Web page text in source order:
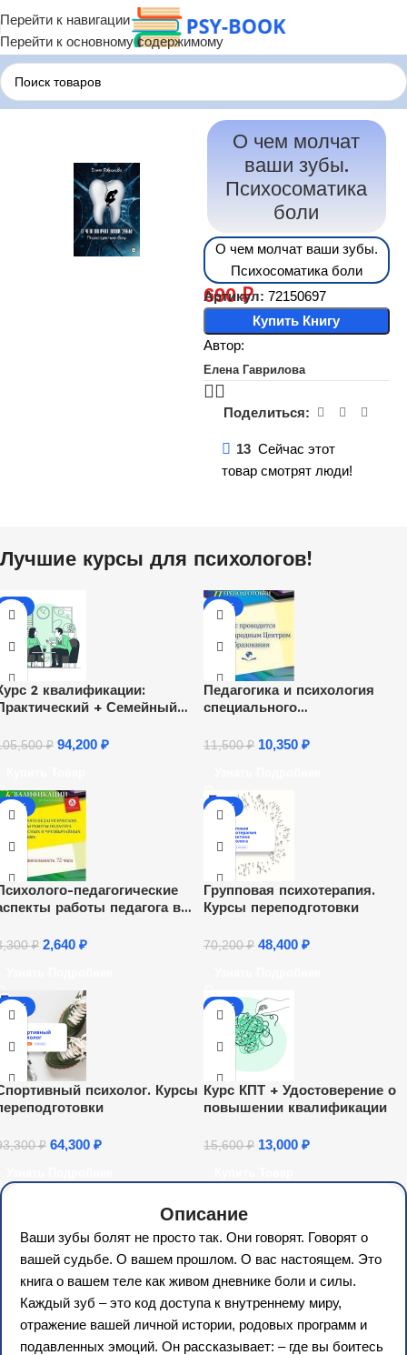
Перейти к навигации
Перейти к основному содержимому
Главная Терапия по Состояниям Терапия Психосоматики
О чем молчат
ваши зубы.
Психосоматика
боли
О чем молчат ваши зубы.
Психосоматика боли
Артикул: 72150697
690₽
Купить Книгу
Автор:
Елена Гаврилова
Поделиться:
13 Сейчас этот
товар смотрят люди!
Лучшие курсы для психологов!
-11%
2 квалификации:
+ Семейный
₽ 94,200 ₽
-10%
Педагогика и психология
специального
образования. Присваивается
11,500₽ 10,350 ₽
-20%
педагогические
работы педагога в
(72 ч.)
₽ 2,640 ₽
-31%
Групповая психотерапия.
Курсы переподготовки
70,200₽ 48,400 ₽
-31%
психолог. Курсы
₽ 64,300 ₽
-17%
Курс КПТ + Удостоверение о
повышении квалификации
15,600₽ 13,000 ₽
Описание
Ваши зубы болят не просто так. Они говорят. Говорят о
вашей судьбе. О вашем прошлом. О вас настоящем. Это
книга о вашем теле как живом дневнике боли и силы.
Каждый зуб – это код доступа к внутреннему миру,
отражение вашей личной истории, родовых программ и
подавленных эмоций. Он рассказывает: – где вы боитесь